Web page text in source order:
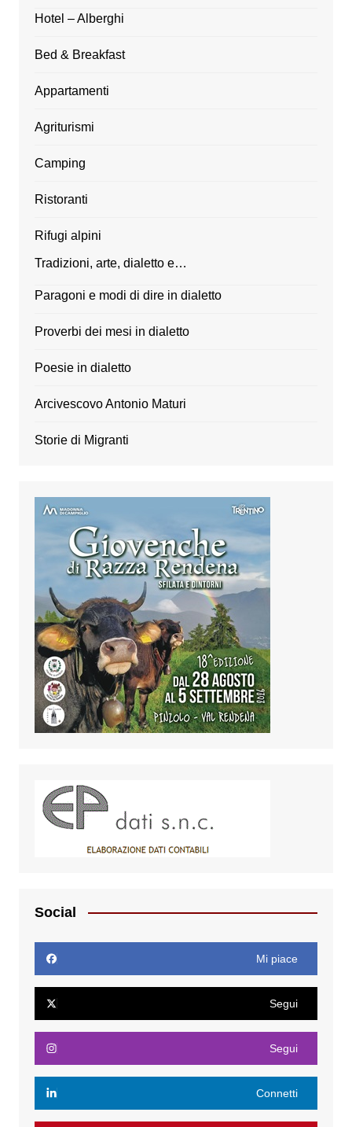
Hotel – Alberghi
Bed & Breakfast
Appartamenti
Agriturismi
Camping
Ristoranti
Rifugi alpini
Tradizioni, arte, dialetto e…
Paragoni e modi di dire in dialetto
Proverbi dei mesi in dialetto
Poesie in dialetto
Arcivescovo Antonio Maturi
Storie di Migranti
Social
Mi piace
Segui
Segui
Connetti